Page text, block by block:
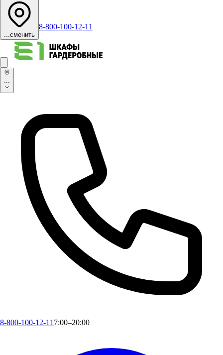
...сменить
8-800-100-12-11
...
8-800-100-12-11 7:00–20:00